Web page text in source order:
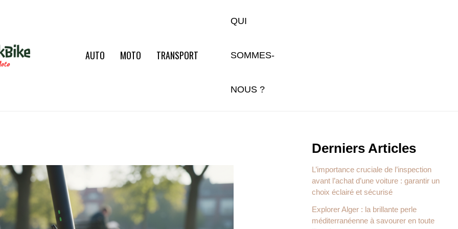
AUTO MOTO TRANSPORT
QUI
SOMMES-
NOUS ?
Derniers Articles
L’importance cruciale de l’inspection
avant l’achat d’une voiture : garantir un
choix éclairé et sécurisé
Explorer Alger : la brillante perle
méditerranéenne à savourer en toute